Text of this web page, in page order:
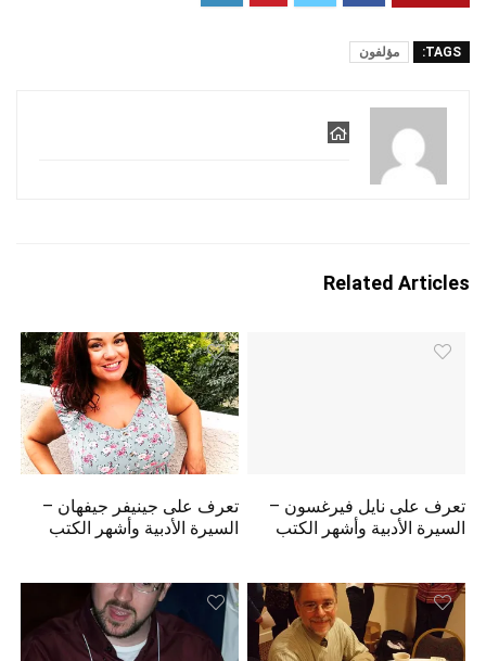
TAGS: مؤلفون
Related Articles
تعرف على نايل فيرغسون –
السيرة الأدبية وأشهر الكتب
تعرف على جينيفر جيفهان –
السيرة الأدبية وأشهر الكتب